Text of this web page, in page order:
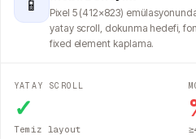
📱
Pixel 5 (412×823)
yatay scroll, dokunma hedefi,
fixed element kaplama.
YATAY SCROLL
✓
Temiz layout